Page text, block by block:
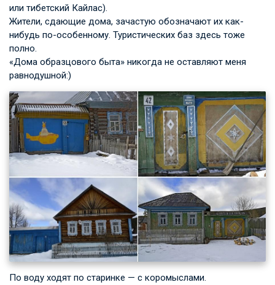
или тибетский Кайлас).
Жители, сдающие дома, зачастую обозначают их как-
нибудь по-особенному. Туристических баз здесь тоже
полно.
«Дома образцового быта» никогда не оставляют меня
равнодушной:)
По воду ходят по старинке — с коромыслами.